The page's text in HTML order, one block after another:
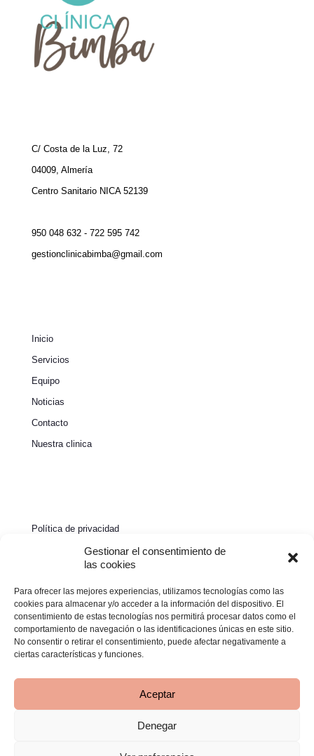
Gestionar el consentimiento de
las cookies
Para ofrecer las mejores experiencias, utilizamos tecnologías como las
cookies para almacenar y/o acceder a la información del dispositivo. El
consentimiento de estas tecnologías nos permitirá procesar datos como el
comportamiento de navegación o las identificaciones únicas en este sitio.
No consentir o retirar el consentimiento, puede afectar negativamente a
ciertas características y funciones.
Aceptar
Denegar
C/ Costa de la Luz, 72
04009, Almería
Centro Sanitario NICA 52139
950 048 632 - 722 595 742
gestionclinicabimba@gmail.com
Inicio
Servicios
Equipo
Noticias
Contacto
Nuestra clinica
Política de privacidad
Política de cookies
Declaración de accesibilidad